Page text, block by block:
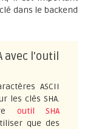
dans le backend
avec l'outil
ASCII
les clés SHA.
outil SHA
que des